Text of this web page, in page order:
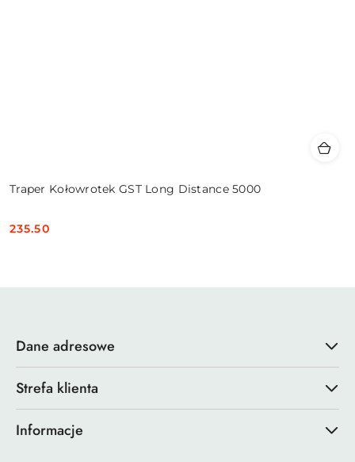
Traper Kołowrotek GST Long Distance 5000
Cena:
235.50
Dane adresowe
Strefa klienta
Informacje